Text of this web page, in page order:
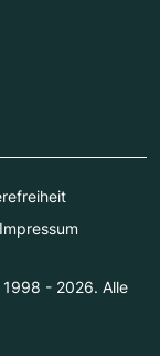
Impressum
- 2026. Alle